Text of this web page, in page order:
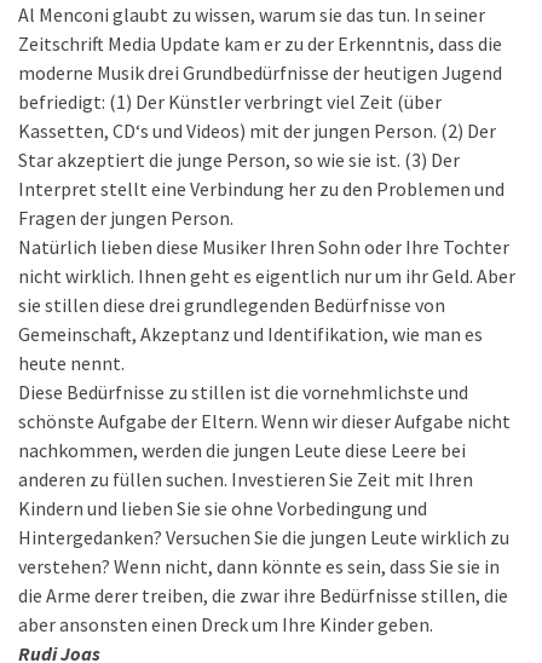
Al Menconi glaubt zu wissen, warum sie das tun. In seiner
Zeitschrift Media Update kam er zu der Erkenntnis, dass die
moderne Musik drei Grundbedürfnisse der heutigen Jugend
befriedigt: (1) Der Künstler verbringt viel Zeit (über
Kassetten, CD‘s und Videos) mit der jungen Person. (2) Der
Star akzeptiert die junge Person, so wie sie ist. (3) Der
Interpret stellt eine Verbindung her zu den Problemen und
Fragen der jungen Person.
Natürlich lieben diese Musiker Ihren Sohn oder Ihre Tochter
nicht wirklich. Ihnen geht es eigentlich nur um ihr Geld. Aber
sie stillen diese drei grundlegenden Bedürfnisse von
Gemeinschaft, Akzeptanz und Identifikation, wie man es
heute nennt.
Diese Bedürfnisse zu stillen ist die vornehmlichste und
schönste Aufgabe der Eltern. Wenn wir dieser Aufgabe nicht
nachkommen, werden die jungen Leute diese Leere bei
anderen zu füllen suchen. Investieren Sie Zeit mit Ihren
Kindern und lieben Sie sie ohne Vorbedingung und
Hintergedanken? Versuchen Sie die jungen Leute wirklich zu
verstehen? Wenn nicht, dann könnte es sein, dass Sie sie in
die Arme derer treiben, die zwar ihre Bedürfnisse stillen, die
aber ansonsten einen Dreck um Ihre Kinder geben.
Rudi Joas